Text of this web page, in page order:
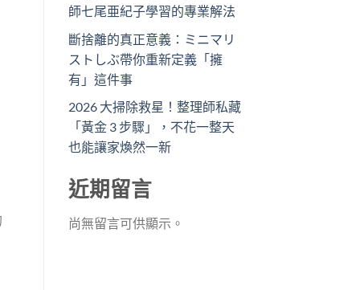
師七尾亜紀子學習的專業解法
斷捨離的真正意義：ミニマリ
ストしぶ帶你重新定義「擁
有」這件事
2026 大掃除救星！整理師私藏
「黃金 3 步驟」，不花一整天
也能讓家煥然一新
近期留言
尚無留言可供顯示。